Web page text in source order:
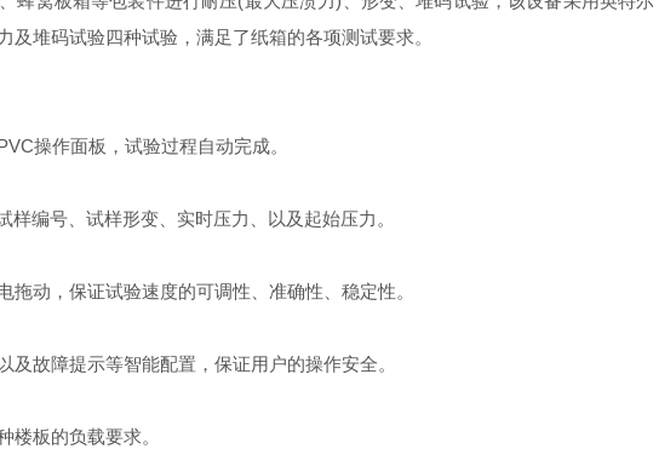
及堆码试验四种试验，满足了纸箱的各项测试要求。
操作面板，试验过程自动完成。
样编号、试样形变、实时压力、以及起始压力。
拖动，保证试验速度的可调性、准确性、稳定性。
及故障提示等智能配置，保证用户的操作安全。
楼板的负载要求。